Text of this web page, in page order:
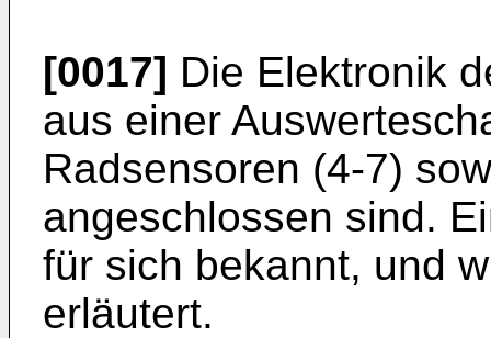
[0017] Die Elektronik
aus einer
Radsensoren (4-7)
angeschlossen sind.
für sich bekannt, und
erläutert.